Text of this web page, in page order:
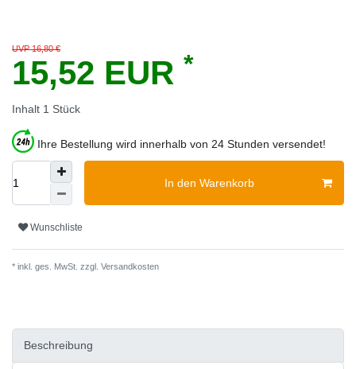
UVP 16,80 €
15,52 EUR *
Inhalt 1 Stück
Ihre Bestellung wird innerhalb von 24 Stunden versendet!
In den Warenkorb
Wunschliste
* inkl. ges. MwSt. zzgl. Versandkosten
Beschreibung